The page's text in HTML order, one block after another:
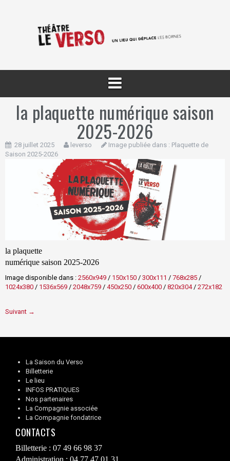
la plaquette numérique saison
2025-2026
28 juillet 2025 leverso Image publiée dans : Plaquette de
Saison 2025-2026
la plaquette
numérique saison 2025-2026
Image disponible dans : 2560x949 / 150x150 / 300x111 / 768x285 /
1024x380 / 1536x569 / 2048x759 / 450x250 / 600x400 / 820x304/ 272x182
Suivant →
La Saison du Verso
Billetterie
Le lieu
INFOS PRATIQUES
Nos partenaires
La Compagnie associée
La Compagnie fondatrice
CONTACTS
Billetterie : 07 49 66 98 37